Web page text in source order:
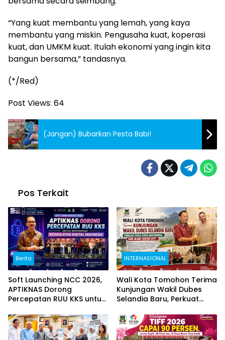
“Yang kuat membantu yang lemah, yang kaya
membantu yang miskin. Pengusaha kuat, koperasi
kuat, dan UMKM kuat. Itulah ekonomi yang ingin kita
bangun bersama,” tandasnya.
(*/Red)
Post Views: 64
(Jangan) Bubarkan Pesta Babi!
Pos Terkait
Berita
Soft Launching NCC 2026,
APTIKNAS Dorong
Percepatan RUU KKS untuk
Digital Indonesia
INTERNASIONAL
Wali Kota Tomohon Terima
Kunjungan Wakil Dubes
Selandia Baru, Perkuat
dan Jajaki Sister City